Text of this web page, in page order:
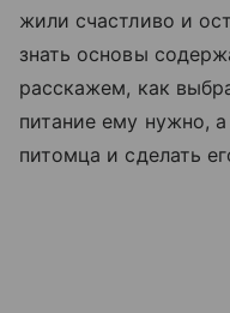
жили счастливо и
знать основы
расскажем, как
питание ему нужно,
питомца и сделать